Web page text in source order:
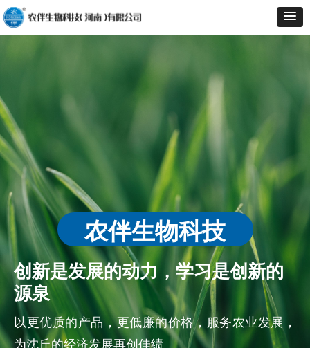
农伴生物科技
以更优质的产品，更低廉的价格，服务农业发展，
为沈丘的经济发展再创佳绩
创新是发展的动力，学习是创新的
源泉